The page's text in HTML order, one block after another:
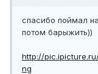
спасибо поймал
потом барыжить))
http://
ng